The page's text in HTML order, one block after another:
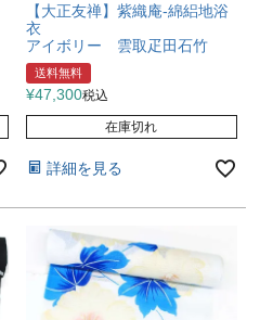
【大正友禅】紫織庵-綿絽地浴
衣
アイボリー 雲取疋田石竹
送料無料
¥47,300税込
在庫切れ
詳細を見る